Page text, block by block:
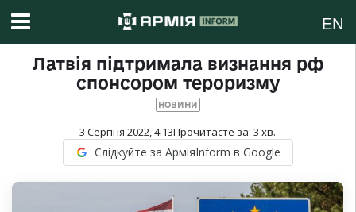
EN
Латвія підтримала визнання рф
спонсором тероризму
НОВИНИ
3 Серпня 2022, 4:13Прочитаєте за: 3 хв.
Слідкуйте за АрміяInform в Google